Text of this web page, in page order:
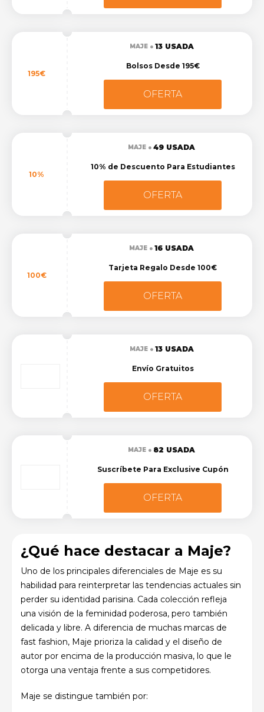
195€
MAJE 13 USADA
Bolsos Desde 195€
OFERTA
10%
MAJE 49 USADA
10% de Descuento Para Estudiantes
OFERTA
100€
MAJE 16 USADA
Tarjeta Regalo Desde 100€
OFERTA
MAJE 13 USADA
Envío Gratuitos
OFERTA
MAJE 82 USADA
Suscríbete Para Exclusive Cupón
OFERTA
¿Qué hace destacar a Maje?
Uno de los principales diferenciales de Maje es su
habilidad para reinterpretar las tendencias actuales sin
perder su identidad parisina. Cada colección refleja
una visión de la feminidad poderosa, pero también
delicada y libre. A diferencia de muchas marcas de
fast fashion, Maje prioriza la calidad y el diseño de
autor por encima de la producción masiva, lo que le
otorga una ventaja frente a sus competidores.
Maje se distingue también por: